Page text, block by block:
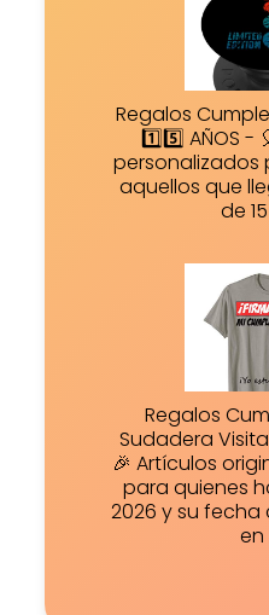
Regalos
1️⃣5️⃣ AÑOS -
personalizados
aquellos que
de
Regalos
Sudadera
🎉 Artículos
para quienes
2026 y su
en